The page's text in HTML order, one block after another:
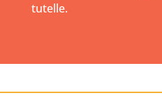
tutelle.